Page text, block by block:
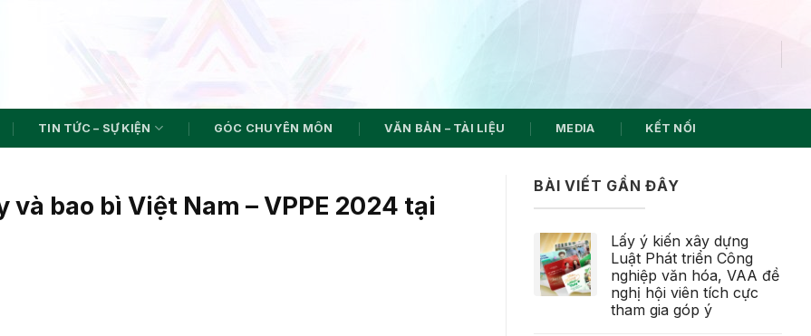
TIN TỨC – SỰ KIỆN GÓC CHUYÊN MÔN VĂN BẢN – TÀI LIỆU MEDIA KẾT NỐI
bao bì Việt Nam – VPPE 2024 tại
BÀI VIẾT GẦN ĐÂY
Lấy ý kiến xây dựng
Luật Phát triển Công
nghiệp văn hóa, VAA đề
nghị hội viên tích cực
tham gia góp ý